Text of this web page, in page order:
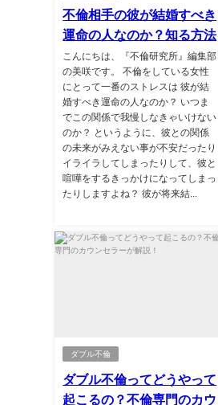
不倫相手の彼が結婚すべき
運命の人なのか？知る方法
こんにちは、『不倫研究所』編集部
の美咲です。 不倫をしている女性
にとって一番のストレスは 彼が結
婚すべき運命の人なのか？ いつま
でこの関係で我慢しなきゃいけない
のか？ というように、彼との関係
の未来がみえない事が不安だったり
イライラしてしまったりして、彼と
喧嘩をするきっかけになってしまっ
たりしますよね？ 彼が将来結...
ダブル不倫
ダブル不倫ってどうやって
起こるの？不倫専門のカウ